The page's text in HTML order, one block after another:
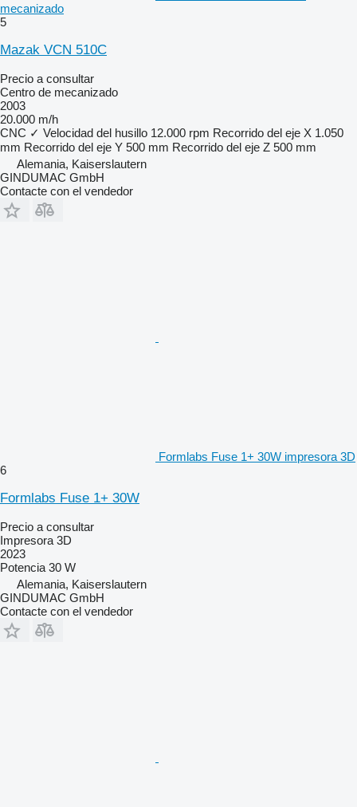
mecanizado
5
Mazak VCN 510C
Precio a consultar
Centro de mecanizado
2003
20.000 m/h
CNC ✓ Velocidad del husillo 12.000 rpm Recorrido del eje X 1.050
mm Recorrido del eje Y 500 mm Recorrido del eje Z 500 mm
Alemania, Kaiserslautern
GINDUMAC GmbH
Contacte con el vendedor
Formlabs Fuse 1+ 30W impresora 3D
6
Formlabs Fuse 1+ 30W
Precio a consultar
Impresora 3D
2023
Potencia 30 W
Alemania, Kaiserslautern
GINDUMAC GmbH
Contacte con el vendedor